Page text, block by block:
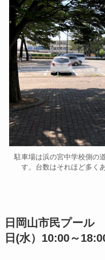
駐車場は浜の宮中学校側の
す。台数はそれほど多く
日岡山市民プール
日(水）10:00～